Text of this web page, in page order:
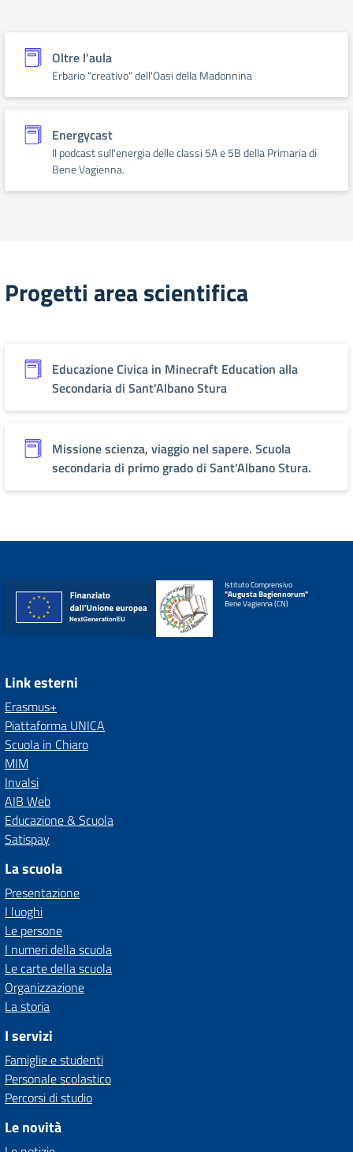
Oltre l'aula
Erbario "creativo" dell'Oasi della Madonnina
Energycast
Il podcast sull'energia delle classi 5A e 5B della Primaria di
Bene Vagienna.
Progetti area scientifica
Educazione Civica in Minecraft Education alla
Secondaria di Sant'Albano Stura
Missione scienza, viaggio nel sapere. Scuola
secondaria di primo grado di Sant'Albano Stura.
Istituto Comprensivo
"Augusta Bagiennorum"
Bene Vagienna (CN)
Link esterni
Erasmus+
Piattaforma UNICA
Scuola in Chiaro
MIM
Invalsi
AIB Web
Educazione & Scuola
Satispay
La scuola
Presentazione
I luoghi
Le persone
I numeri della scuola
Le carte della scuola
Organizzazione
La storia
I servizi
Famiglie e studenti
Personale scolastico
Percorsi di studio
Le novità